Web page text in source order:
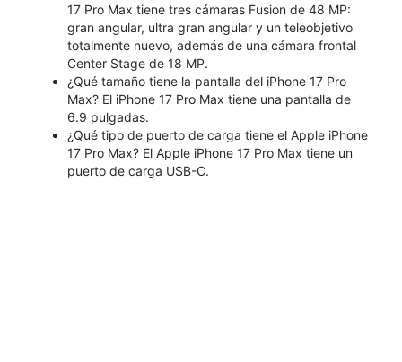
17 Pro Max tiene tres cámaras Fusion de 48 MP:
gran angular, ultra gran angular y un teleobjetivo
totalmente nuevo, además de una cámara frontal
Center Stage de 18 MP.
¿Qué tamaño tiene la pantalla del iPhone 17 Pro
Max? El iPhone 17 Pro Max tiene una pantalla de
6.9 pulgadas.
¿Qué tipo de puerto de carga tiene el Apple iPhone
17 Pro Max? El Apple iPhone 17 Pro Max tiene un
puerto de carga USB-C.